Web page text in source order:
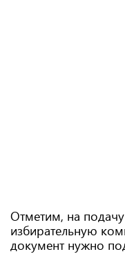
Отметим, на
избирательную
документ нужно